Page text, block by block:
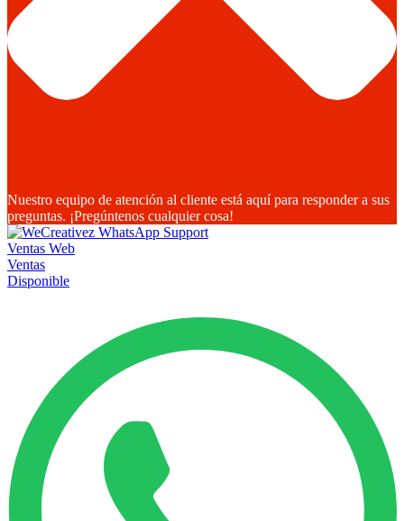
Nuestro equipo de atención al cliente está aquí para responder a sus
preguntas. ¡Pregúntenos cualquier cosa!
Ventas Web
Ventas
Disponible